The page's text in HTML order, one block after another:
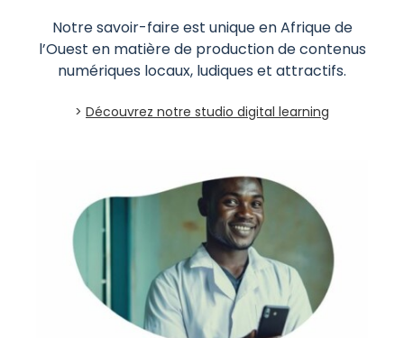
Notre savoir-faire est unique en Afrique de
l’Ouest en matière de production de contenus
numériques locaux, ludiques et attractifs.
> Découvrez notre studio digital learning